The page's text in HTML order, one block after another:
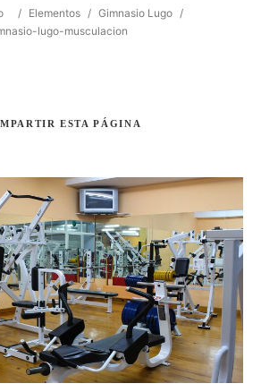
/ Elementos / Gimnasio Lugo /
lugo-musculacion
ESTA PÁGINA